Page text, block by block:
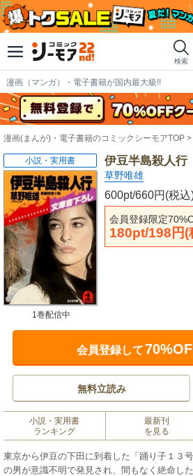
検索
漫画（マンガ）・電子書籍が国内最大級!!
漫画(まんが)・電子書籍のコミックシーモアTOP
伊豆半島殺人行
草野唯雄
600pt/660円(税込
会員登録限定
180pt/198円(
小説・実用書
1巻配信中
会員登録して
無料立読み
小説・実用書
ランキング
最新刊
を見る
東京から伊豆の下田に到着した「踊り子１３
の男が意識不明で発見され、間もなく絶命し